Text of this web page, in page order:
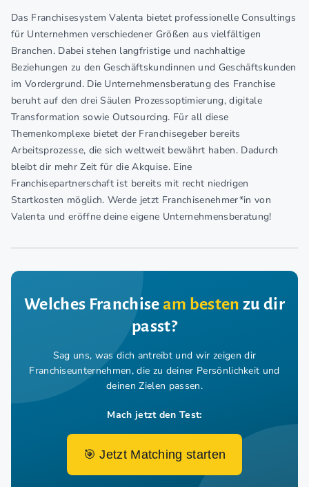
Das Franchisesystem Valenta bietet professionelle Consultings
für Unternehmen verschiedener Größen aus vielfältigen
Branchen. Dabei stehen langfristige und nachhaltige
Beziehungen zu den Geschäftskundinnen und Geschäftskunden
im Vordergrund. Die Unternehmensberatung des Franchise
beruht auf den drei Säulen Prozessoptimierung, digitale
Transformation sowie Outsourcing. Für all diese
Themenkomplexe bietet der Franchisegeber bereits
Arbeitsprozesse, die sich weltweit bewährt haben. Dadurch
bleibt dir mehr Zeit für die Akquise. Eine
Franchisepartnerschaft ist bereits mit recht niedrigen
Startkosten möglich. Werde jetzt Franchisenehmer*in von
Valenta und eröffne deine eigene Unternehmensberatung!
Welches Franchiseam besten zu dir
passt?
Sag uns, was dich antreibt und wir zeigen dir
Franchiseunternehmen, die zu deiner Persönlichkeit und
deinen Zielen passen.
Mach jetzt den Test:
🎯 Jetzt Matching starten